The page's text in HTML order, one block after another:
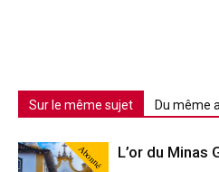
Sur le même sujet Du même
Abonné L’or du Minas